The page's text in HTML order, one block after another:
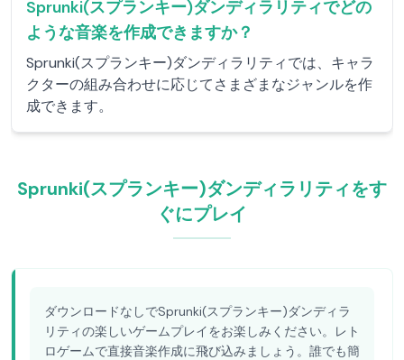
Sprunki(スプランキー)ダンディラリティでどの
ような音楽を作成できますか？
Sprunki(スプランキー)ダンディラリティでは、キャラ
クターの組み合わせに応じてさまざまなジャンルを作
成できます。
Sprunki(スプランキー)ダンディラリティをす
ぐにプレイ
ダウンロードなしでSprunki(スプランキー)ダンディラ
リティの楽しいゲームプレイをお楽しみください。レト
ロゲームで直接音楽作成に飛び込みましょう。誰でも簡